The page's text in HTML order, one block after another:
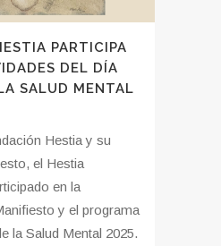
PARTICIPA
DEL DÍA
SALUD MENTAL
Hestia y su
el Hestia
en la
y el programa
la Salud Mental 2025.